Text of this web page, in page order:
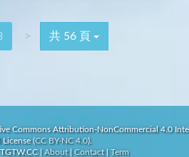
> 共 56 頁
Commons Attribution-NonCommercial 4.0 Inte
(CC BY-NC 4.0).
|About|Contact|Term